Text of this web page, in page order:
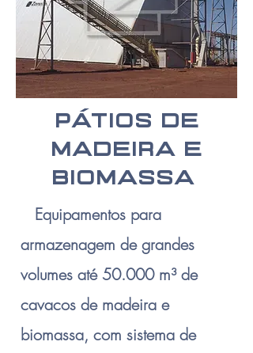
Pátios de
Madeira e
Biomassa
Equipamentos para
armazenagem de grandes
volumes até 50.000 m³ de
cavacos de madeira e
biomassa, com sistema de